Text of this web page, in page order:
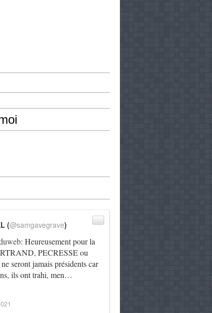
: Heureusement pour la
PECRESSE ou
seront jamais présidents car
ils ont trahi, men…
(@samgavegrave)